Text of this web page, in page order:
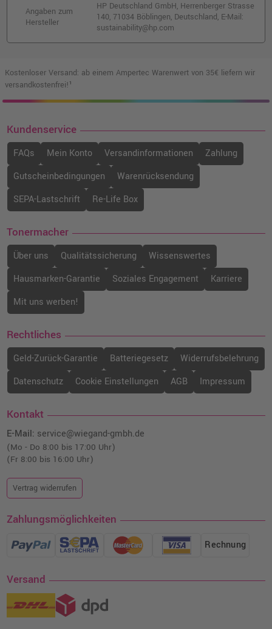
Angaben zum
Hersteller
HP Deutschland GmbH, Herrenberger Strasse
140, 71034 Böblingen, Deutschland, E-Mail:
sustainability@hp.com
Kostenloser Versand: ab einem Ampertec Warenwert von 35€ liefern wir
versandkostenfrei!¹
Kundenservice
FAQs Mein Konto Versandinformationen
Zahlung
Gutscheinbedingungen
Warenrücksendung
SEPA-Lastschrift
Re-Life Box
Tonermacher
Über uns Qualitätssicherung
Wissenswertes
Hausmarken-Garantie
Soziales Engagement
Karriere
Mit uns werben!
Rechtliches
Geld-Zurück-Garantie Batteriegesetz
Widerrufsbelehrung
Datenschutz
Cookie Einstellungen AGB Impressum
Kontakt
E-Mail: service@wiegand-gmbh.de
(Mo - Do 8:00 bis 17:00 Uhr)
(Fr 8:00 bis 16:00 Uhr)
Vertrag widerrufen
Zahlungsmöglichkeiten
Rechnung
Versand